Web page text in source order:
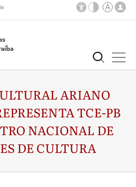
ARIANO
TCE-PB
NACIONAL DE
DE CULTURA